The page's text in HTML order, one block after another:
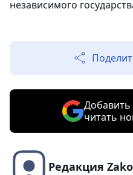
независимого
читать
Редакция